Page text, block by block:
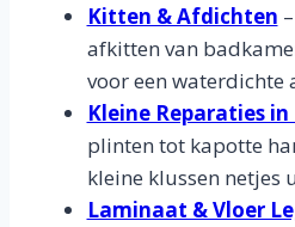
Kitten & Afdichten
afkitten van
voor een waterdichte
Kleine Reparaties in
plinten tot kapotte
kleine klussen netjes
Laminaat & Vloer